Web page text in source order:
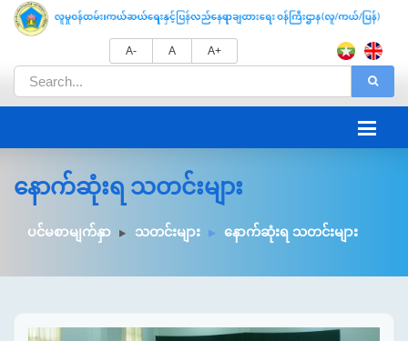
A- A A+
နောက်ဆုံးရ သတင်းများ
ပင်မစာမျက်နှာ သတင်းများ နောက်ဆုံးရ သတင်းများ